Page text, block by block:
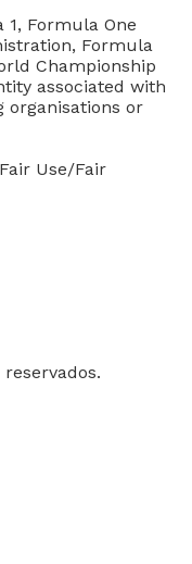
Formula One
Formula
Championship
associated with
organisations or
Use/Fair